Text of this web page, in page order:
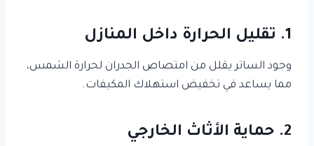
1. تقليل الحرارة داخل المنازل
وجود الساتر يقلل من امتصاص الجدران لحرارة الشمس،
مما يساعد في تخفيض استهلاك المكيفات.
2. حماية الأثاث الخارجي